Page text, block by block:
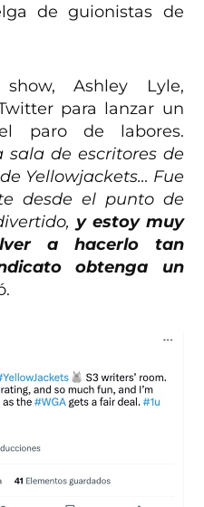
de guionistas de
Ashley Lyle,
para lanzar un
paro de labores.
de escritores de
Yellowjackets… Fue
desde el punto de
y estoy muy
a hacerlo tan
obtenga un